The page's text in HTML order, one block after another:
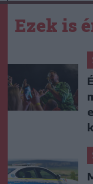
Ezek is